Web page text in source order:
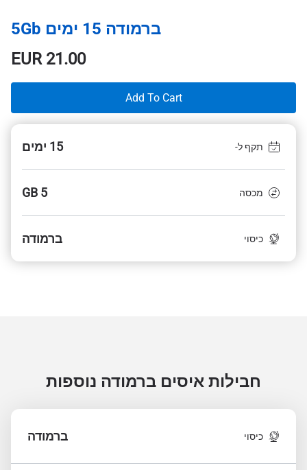
ברמודה 15 ימים 5Gb
EUR21.00
Add To Cart
תקף ל- 15 ימים
מכסה 5 GB
כיסוי ברמודה
חבילות איסים ברמודה נוספות
כיסוי ברמודה